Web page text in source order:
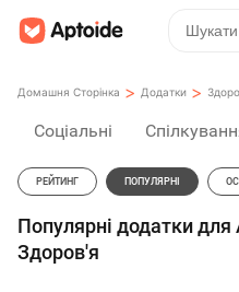
Домашня Сторінка > Додатки >
Соціальні
РЕЙТИНГ ПОПУЛЯРНІ
Популярні додатки для
Здоров'я